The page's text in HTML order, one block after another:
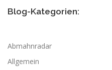
Blog-Kategorien:
Abmahnradar
Allgemein